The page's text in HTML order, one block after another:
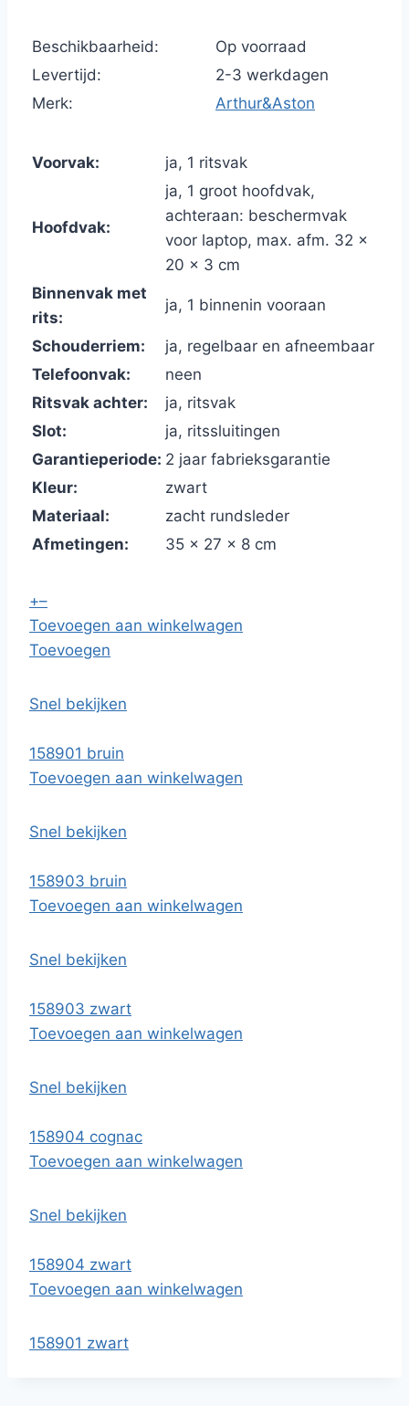
Beschikbaarheid:
Op voorraad
Levertijd:
2-3 werkdagen
Merk:
Arthur&Aston
Voorvak: ja, 1 ritsvak
Hoofdvak:
ja, 1 groot hoofdvak,
achteraan: beschermvak
voor laptop, max. afm. 32 x
20 x 3 cm
Binnenvak met
rits:
ja, 1 binnenin vooraan
Schouderriem:
ja, regelbaar en afneembaar
Telefoonvak:
neen
Ritsvak achter:
ja, ritsvak
Slot:
ja, ritssluitingen
Garantieperiode: 2 jaar fabrieksgarantie
Kleur:
zwart
Materiaal:
zacht rundsleder
Afmetingen:
35 x 27 x 8 cm
+–
Toevoegen aan winkelwagen
Toevoegen
Snel bekijken
158901 bruin
Toevoegen aan winkelwagen
Snel bekijken
158903 bruin
Toevoegen aan winkelwagen
Snel bekijken
158903 zwart
Toevoegen aan winkelwagen
Snel bekijken
158904 cognac
Toevoegen aan winkelwagen
Snel bekijken
158904 zwart
Toevoegen aan winkelwagen
158901 zwart